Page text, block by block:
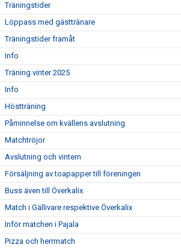
Träningstider
Löppass med gästtränare
Träningstider framåt
Info
Träning vinter 2025
Info
Höstträning
Påminnelse om kvällens avslutning
Matchtröjor
Avslutning och vintern
Försäljning av toapapper till föreningen
Buss även till Överkalix
Match i Gällivare respektive Överkalix
Inför matchen i Pajala
Pizza och herrmatch